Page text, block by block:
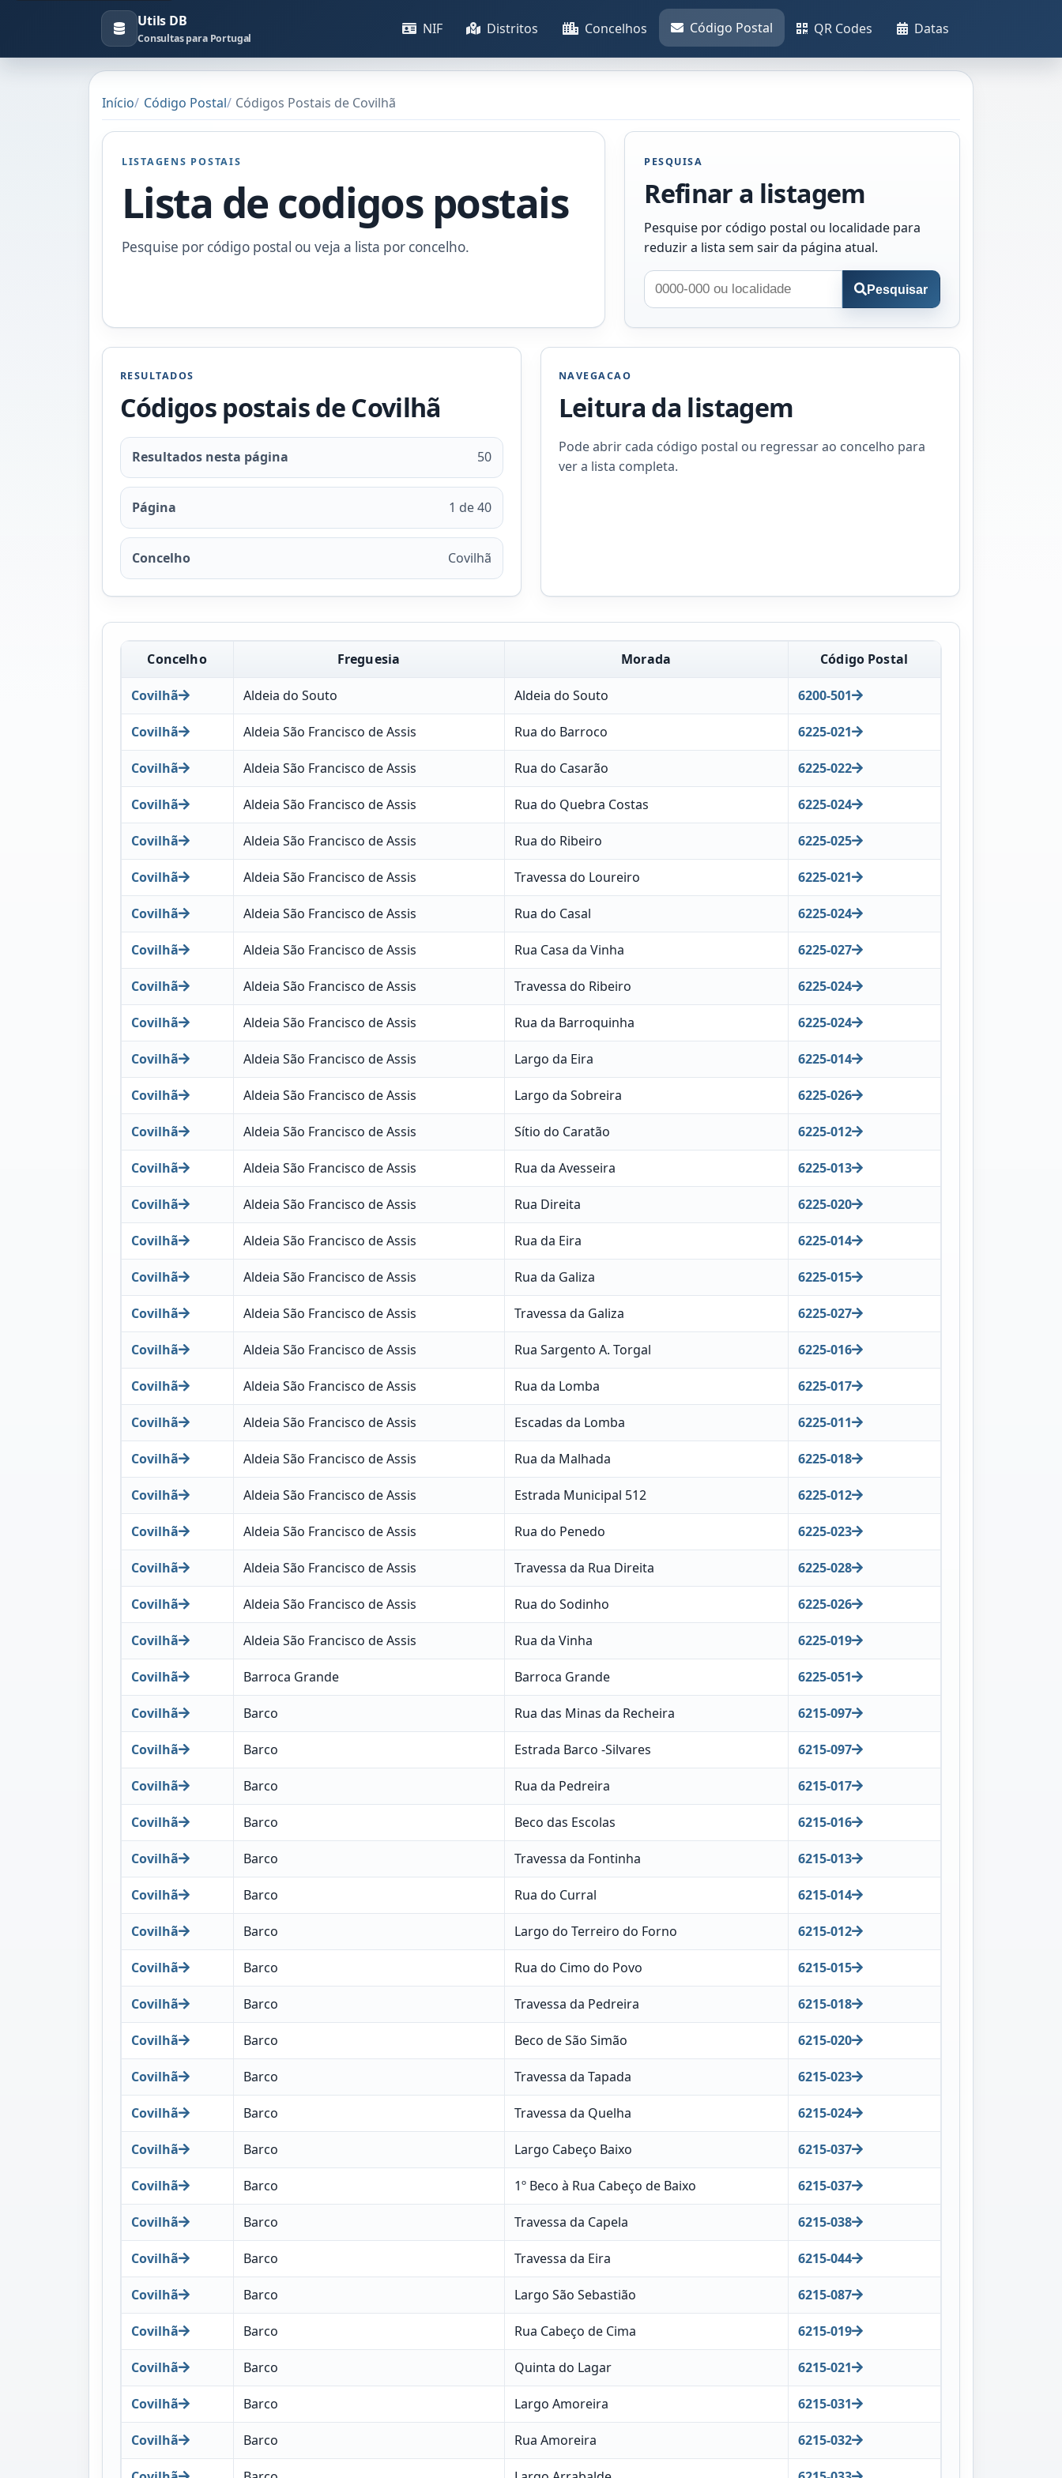
Utils DB
Consultas para Portugal
NIF Distritos Concelhos Código Postal QR Codes Datas
Início Código Postal Códigos Postais de Covilhã
LISTAGENS POSTAIS
Lista de codigos postais
Pesquise por código postal ou veja a lista por concelho.
PESQUISA
Refinar a listagem
Pesquise por código postal ou localidade para
reduzir a lista sem sair da página atual.
Pesquisar
RESULTADOS
Códigos postais de Covilhã
Resultados nesta página 50
Página 1 de 40
Concelho Covilhã
NAVEGACAO
Leitura da listagem
Pode abrir cada código postal ou regressar ao concelho para
ver a lista completa.
Concelho Freguesia Morada Código Postal
Covilhã Aldeia do Souto Aldeia do Souto 6200-501
Covilhã Aldeia São Francisco de Assis Rua do Barroco 6225-021
Covilhã Aldeia São Francisco de Assis Rua do Casarão 6225-022
Covilhã Aldeia São Francisco de Assis Rua do Quebra Costas 6225-024
Covilhã Aldeia São Francisco de Assis Rua do Ribeiro 6225-025
Covilhã Aldeia São Francisco de Assis Travessa do Loureiro 6225-021
Covilhã Aldeia São Francisco de Assis Rua do Casal 6225-024
Covilhã Aldeia São Francisco de Assis Rua Casa da Vinha 6225-027
Covilhã Aldeia São Francisco de Assis Travessa do Ribeiro 6225-024
Covilhã Aldeia São Francisco de Assis Rua da Barroquinha 6225-024
Covilhã Aldeia São Francisco de Assis Largo da Eira 6225-014
Covilhã Aldeia São Francisco de Assis Largo da Sobreira 6225-026
Covilhã Aldeia São Francisco de Assis Sítio do Caratão 6225-012
Covilhã Aldeia São Francisco de Assis Rua da Avesseira 6225-013
Covilhã Aldeia São Francisco de Assis Rua Direita 6225-020
Covilhã Aldeia São Francisco de Assis Rua da Eira 6225-014
Covilhã Aldeia São Francisco de Assis Rua da Galiza 6225-015
Covilhã Aldeia São Francisco de Assis Travessa da Galiza 6225-027
Covilhã Aldeia São Francisco de Assis Rua Sargento A. Torgal 6225-016
Covilhã Aldeia São Francisco de Assis Rua da Lomba 6225-017
Covilhã Aldeia São Francisco de Assis Escadas da Lomba 6225-011
Covilhã Aldeia São Francisco de Assis Rua da Malhada 6225-018
Covilhã Aldeia São Francisco de Assis Estrada Municipal 512 6225-012
Covilhã Aldeia São Francisco de Assis Rua do Penedo 6225-023
Covilhã Aldeia São Francisco de Assis Travessa da Rua Direita 6225-028
Covilhã Aldeia São Francisco de Assis Rua do Sodinho 6225-026
Covilhã Aldeia São Francisco de Assis Rua da Vinha 6225-019
Covilhã Barroca Grande Barroca Grande 6225-051
Covilhã Barco Rua das Minas da Recheira 6215-097
Covilhã Barco Estrada Barco -Silvares 6215-097
Covilhã Barco Rua da Pedreira 6215-017
Covilhã Barco Beco das Escolas 6215-016
Covilhã Barco Travessa da Fontinha 6215-013
Covilhã Barco Rua do Curral 6215-014
Covilhã Barco Largo do Terreiro do Forno 6215-012
Covilhã Barco Rua do Cimo do Povo 6215-015
Covilhã Barco Travessa da Pedreira 6215-018
Covilhã Barco Beco de São Simão 6215-020
Covilhã Barco Travessa da Tapada 6215-023
Covilhã Barco Travessa da Quelha 6215-024
Covilhã Barco Largo Cabeço Baixo 6215-037
Covilhã Barco 1º Beco à Rua Cabeço de Baixo 6215-037
Covilhã Barco Travessa da Capela 6215-038
Covilhã Barco Travessa da Eira 6215-044
Covilhã Barco Largo São Sebastião 6215-087
Covilhã Barco Rua Cabeço de Cima 6215-019
Covilhã Barco Quinta do Lagar 6215-021
Covilhã Barco Largo Amoreira 6215-031
Covilhã Barco Rua Amoreira 6215-032